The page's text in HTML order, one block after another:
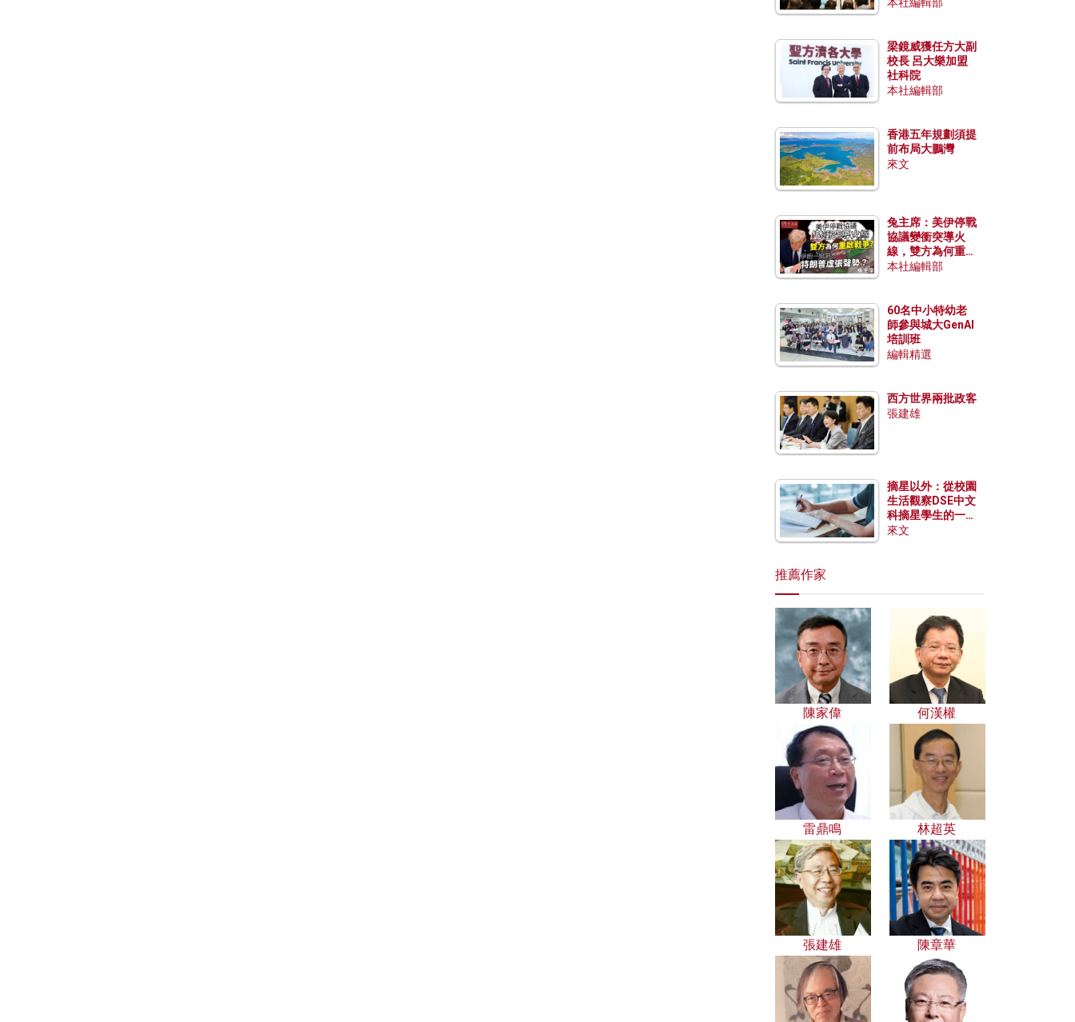
本社編輯部
梁鏡威獲任方大副
校長 呂大樂加盟
社科院
本社編輯部
香港五年規劃須提
前布局大鵬灣
來文
兔主席：美伊停戰
協議變衝突導火
線，雙方為何重啟
戰爭？伊朗一早洞
本社編輯部
60名中小特幼老
師參與城大GenAI
培訓班
編輯精選
西方世界兩批政客
張建雄
摘星以外：從校園
生活觀察DSE中文
科摘星學生的一點
特質
來文
推薦作家
陳家偉 何漢權
雷鼎鳴 林超英
張建雄 陳章華